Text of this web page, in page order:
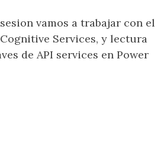
vamos a trabajar con el
Services, y lectura
de API services en Power